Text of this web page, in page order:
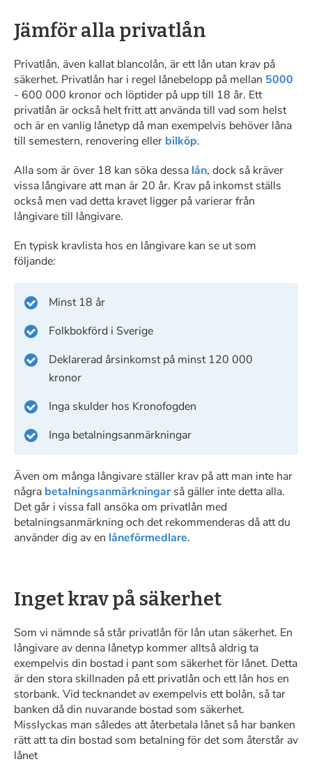
Jämför alla privatlån
Privatlån, även kallat blancolån, är ett lån utan krav på
säkerhet. Privatlån har i regel lånebelopp på mellan 5000
- 600 000 kronor och löptider på upp till 18 år. Ett
privatlån är också helt fritt att använda till vad som helst
och är en vanlig lånetyp då man exempelvis behöver låna
till semestern, renovering eller bilköp.
Alla som är över 18 kan söka dessa lån, dock så kräver
vissa långivare att man är 20 år. Krav på inkomst ställs
också men vad detta kravet ligger på varierar från
långivare till långivare.
En typisk kravlista hos en långivare kan se ut som
följande:
Minst 18 år
Folkbokförd i Sverige
Deklarerad årsinkomst på minst 120 000
kronor
Inga skulder hos Kronofogden
Inga betalningsanmärkningar
Även om många långivare ställer krav på att man inte har
några betalningsanmärkningar så gäller inte detta alla.
Det går i vissa fall ansöka om privatlån med
betalningsanmärkning och det rekommenderas då att du
använder dig av en låneförmedlare.
Inget krav på säkerhet
Som vi nämnde så står privatlån för lån utan säkerhet. En
långivare av denna lånetyp kommer alltså aldrig ta
exempelvis din bostad i pant som säkerhet för lånet. Detta
är den stora skillnaden på ett privatlån och ett lån hos en
storbank. Vid tecknandet av exempelvis ett bolån, så tar
banken då din nuvarande bostad som säkerhet.
Misslyckas man således att återbetala lånet så har banken
rätt att ta din bostad som betalning för det som återstår av
lånet